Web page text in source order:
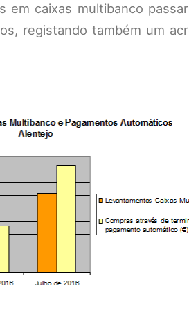
em caixas multibanco
registando também um